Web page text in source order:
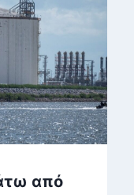
από